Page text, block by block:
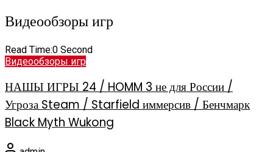
Видеообзоры игр
Read Time:0 Second
Видеообзоры игр
НАШЫ ИГРЫ 24 / HOMM 3 не для России /
Угроза Steam / Starfield иммерсив / Бенчмарк
Black Myth Wukong